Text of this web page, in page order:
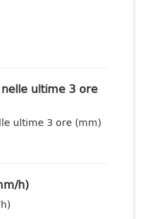
ultime 3 ore
ultime 3 ore (mm)
h)